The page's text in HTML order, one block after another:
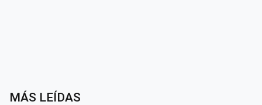
MÁS LEÍDAS